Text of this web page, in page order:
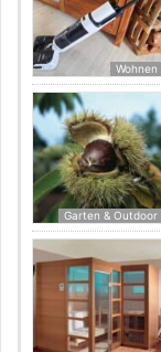
Wohnen
Garten & Outdoor